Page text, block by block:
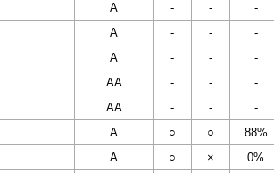
A - - -
A - - -
A - - -
AA - - -
AA - - -
A ○ ○ 88%
A ○ × 0%